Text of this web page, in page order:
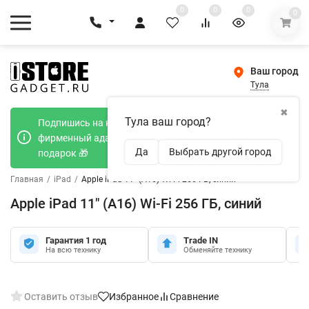
0 0 0 0
Ваш город
Тула
✖
Тула ваш город?
Да Выбрать другой город
Подпишись на наш телеграмм канал и получи
фирменный адаптер Type-C 20W при покупке в
подарок 🎁
Главная / iPad / Apple iPad 11" (A16) Wi-Fi 256 ГБ, синий
Apple iPad 11" (A16) Wi-Fi 256 ГБ, синий
Гарантия 1 год
На всю технику
Trade IN
Обменяйте технику
Оставить отзыв Избранное Сравнение